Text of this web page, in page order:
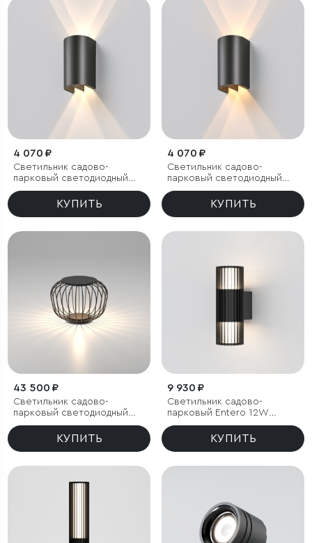
4 070 ₽
Светильник садово-
парковый светодиодный
Twinray 4000K
КУПИТЬ
4 070 ₽
Светильник садово-
парковый светодиодный
Twinray 3000K
КУПИТЬ
43 500 ₽
Светильник садово-
парковый светодиодный
Firenze черный
КУПИТЬ
9 930 ₽
Светильник садово-
парковый Entero 12W
черный
КУПИТЬ